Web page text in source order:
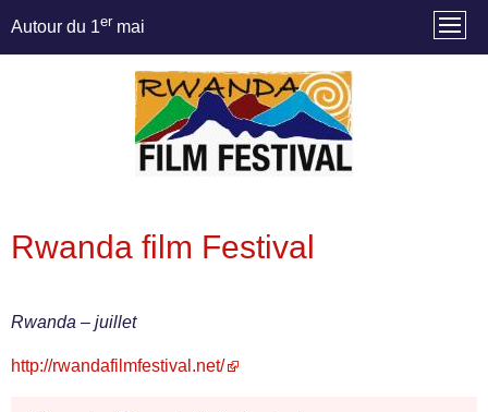
Autour du 1er mai
Rwanda film Festival
Rwanda – juillet
http://rwandafilmfestival.net/